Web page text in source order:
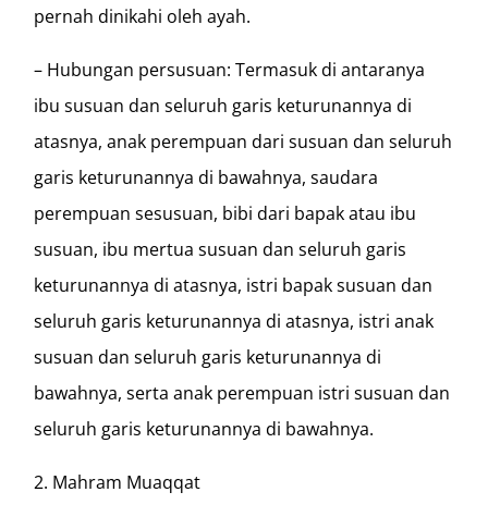
pernah dinikahi oleh ayah.
– Hubungan persusuan: Termasuk di antaranya
ibu susuan dan seluruh garis keturunannya di
atasnya, anak perempuan dari susuan dan seluruh
garis keturunannya di bawahnya, saudara
perempuan sesusuan, bibi dari bapak atau ibu
susuan, ibu mertua susuan dan seluruh garis
keturunannya di atasnya, istri bapak susuan dan
seluruh garis keturunannya di atasnya, istri anak
susuan dan seluruh garis keturunannya di
bawahnya, serta anak perempuan istri susuan dan
seluruh garis keturunannya di bawahnya.
Mahram Muaqqat